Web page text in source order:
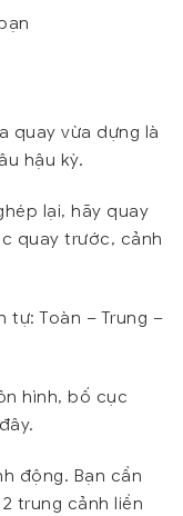
quay vừa dựng là
hậu kỳ.
lại, hãy quay
quay trước, cảnh
Toàn – Trung –
hình, bố cục
động. Bạn cần
trung cảnh liền